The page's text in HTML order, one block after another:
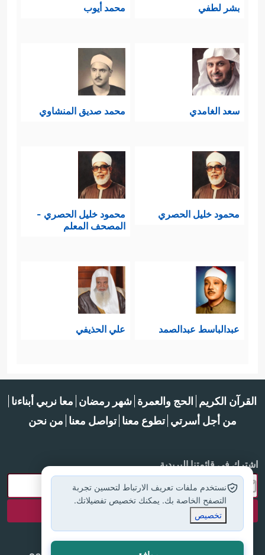
بشر لطفي محمد أيوب
سعد الغامدي محمد صديق المنشاوي
محمود خليل الحصري
محمود خليل الحصري -
المصحف المعلم
عبدالباسط عبدالصمد علي الحذيفي
القرآن الكريم الحج والعمرة شهر رمضان معا نربي أبناءنا
من أجل أسرتي تطوع معنا تواصل معنا من نحن
اشترك في قائمتنا البريدية
نستخدم ملفات تعريف الارتباط لتحسين تجربة
التصفح الخاصة بك. يمكنك تخصيص تفضيلاتك.
تخصيص